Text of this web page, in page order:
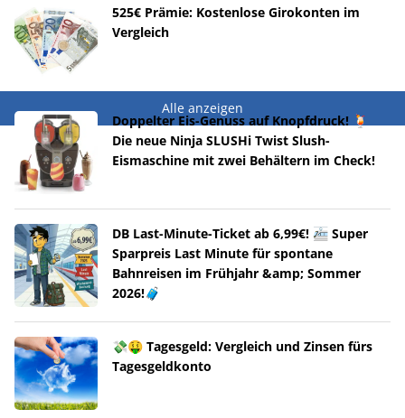
525€ Prämie: Kostenlose Girokonten im
Vergleich
Alle anzeigen
Doppelter Eis-Genuss auf Knopfdruck! 🍹
Die neue Ninja SLUSHi Twist Slush-
Eismaschine mit zwei Behältern im Check!
DB Last-Minute-Ticket ab 6,99€! 🚈 Super
Sparpreis Last Minute für spontane
Bahnreisen im Frühjahr &amp; Sommer
2026!🧳
💸🤑 Tagesgeld: Vergleich und Zinsen fürs
Tagesgeldkonto